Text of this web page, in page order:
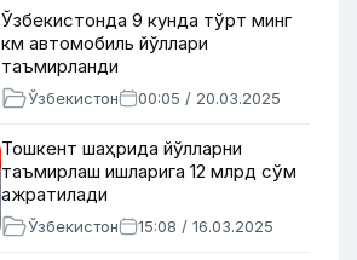
Ўзбекистонда 9 кунда тўрт минг
км автомобиль йўллари
таъмирланди
Ўзбекистон 00:05 / 20.03.2025
Тошкент шаҳрида йўлларни
таъмирлаш ишларига 12 млрд сўм
ажратилади
Ўзбекистон 15:08 / 16.03.2025